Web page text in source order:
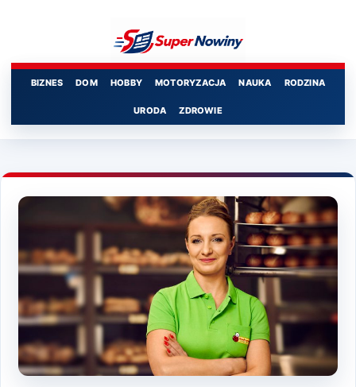
BIZNES DOM HOBBY MOTORYZACJA NAUKA RODZINA
URODA ZDROWIE